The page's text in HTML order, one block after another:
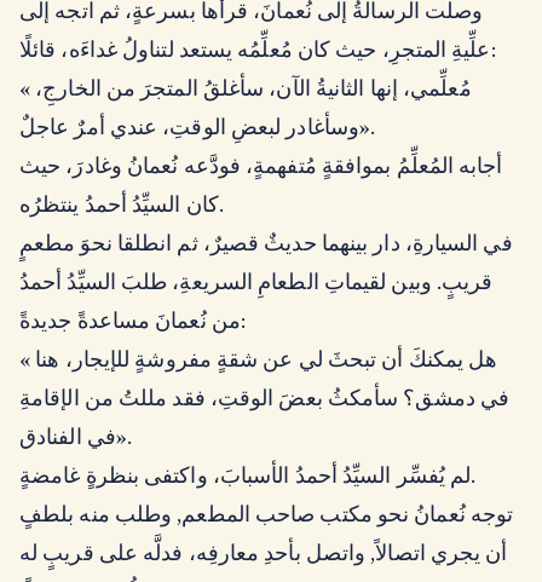
وصلت الرسالةُ إلى نُعمانَ، قرأها بسرعةٍ، ثم اتجه إلى
علِّيةِ المتجرِ، حيث كان مُعلِّمُه يستعد لتناولُ غداءَه، قائلًا:
« مُعلِّمي، إنها الثانيةُ الآن، سأغلقُ المتجرَ من الخارجِ،
وسأغادر لبعضِ الوقتِ، عندي أمرٌ عاجلٌ».
أجابه المُعلِّمُ بموافقةٍ مُتفهمةٍ، فودَّعه نُعمانُ وغادرَ، حيث
كان السيِّدُ أحمدُ ينتظرُه.
في السيارةِ، دار بينهما حديثٌ قصيرٌ، ثم انطلقا نحوَ مطعمٍ
قريبٍ. وبين لقيماتِ الطعامِ السريعةِ، طلبَ السيِّدُ أحمدُ
من نُعمانَ مساعدةً جديدةً:
« هل يمكنكَ أن تبحثَ لي عن شقةٍ مفروشةٍ للإيجار، هنا
في دمشق؟ سأمكثُ بعضَ الوقتِ، فقد مللتُ من الإقامةِ
في الفنادق».
لم يُفسِّر السيِّدُ أحمدُ الأسبابَ، واكتفى بنظرةٍ غامضةٍ.
توجه نُعمانُ نحو مكتب صاحب المطعم, وطلب منه بلطفٍ
أن يجري اتصالاً, واتصل بأحدِ معارفِه، فدلَّه على قريبٍ له